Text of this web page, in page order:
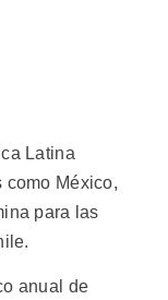
Latina
como México,
para las
anual de